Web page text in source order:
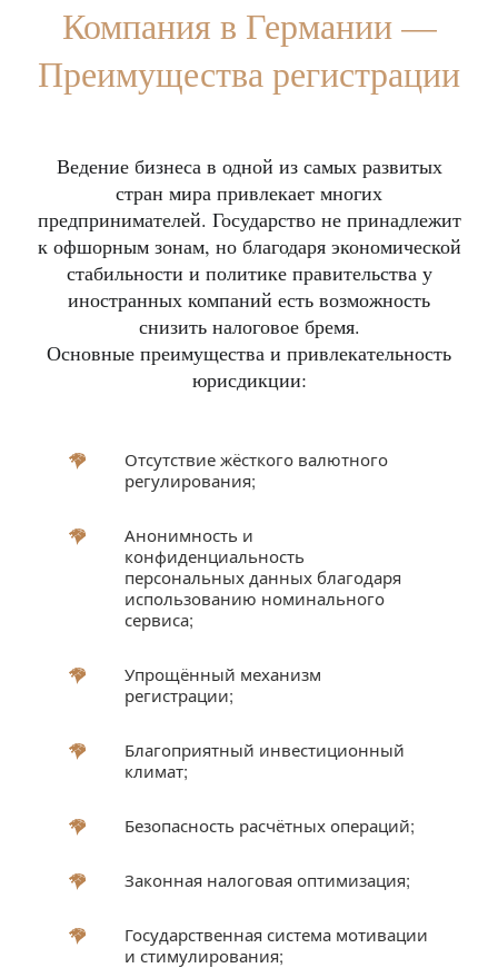
Компания в Германии —
Преимущества регистрации
Ведение бизнеса в одной из самых развитых
стран мира привлекает многих
предпринимателей. Государство не принадлежит
к офшорным зонам, но благодаря экономической
стабильности и политике правительства у
иностранных компаний есть возможность
снизить налоговое бремя.
Основные преимущества и привлекательность
юрисдикции:
Отсутствие жёсткого валютного
регулирования;
Анонимность и
конфиденциальность
персональных данных благодаря
использованию номинального
сервиса;
Упрощённый механизм
регистрации;
Благоприятный инвестиционный
климат;
Безопасность расчётных операций;
Законная налоговая оптимизация;
Государственная система мотивации
и стимулирования;